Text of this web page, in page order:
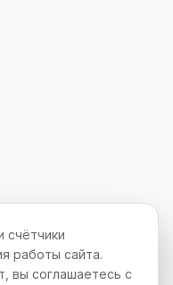
счётчики
работы сайта.
вы соглашаетесь с